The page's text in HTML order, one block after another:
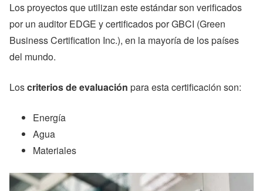
Los proyectos que utilizan este estándar son verificados
por un auditor EDGE y certificados por GBCI (Green
Business Certification Inc.), en la mayoría de los países
del mundo.
Loscriterios de evaluación para esta certificación son:
Energía
Agua
Materiales